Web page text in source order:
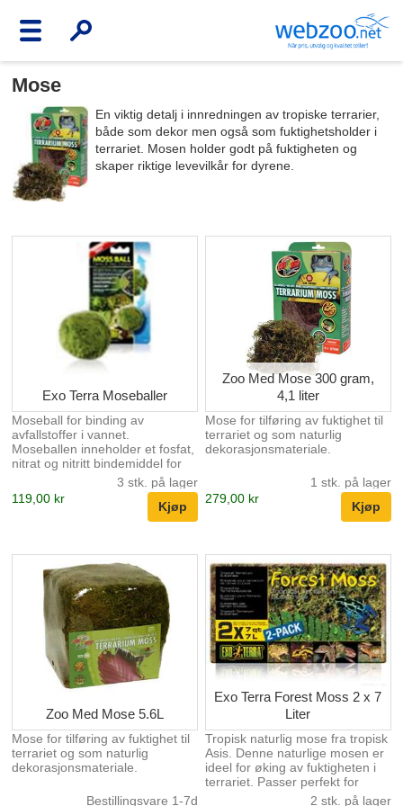
Mose
En viktig detalj i innredningen av tropiske terrarier,
både som dekor men også som fuktighetsholder i
terrariet. Mosen holder godt på fuktigheten og
skaper riktige levevilkår for dyrene.
Exo Terra Moseballer
Moseball for binding av
avfallstoffer i vannet.
Moseballen inneholder et fosfat,
nitrat og nitritt bindemiddel for
bedre vannkvalitet og mindre
lukt. Fanger fosfat, nitrit och
nitrat Tar enkelt og effektivt bort
dårlig lukt Minsker ansamling av
30-60 liters terrarium Exo Terra
moseballer bidrar til krystallklart
vann og reduserer dårlig lukt.
Den er utformet for å ligne sin
naturlige variant og inneho...
3 stk. på lager
119,00 kr
Zoo Med Mose 300 gram,
4,1 liter
Mose for tilføring av fuktighet til
terrariet og som naturlig
dekorasjonsmateriale.
1 stk. på lager
279,00 kr
Zoo Med Mose 5.6L
Mose for tilføring av fuktighet til
terrariet og som naturlig
dekorasjonsmateriale.
Bestillingsvare 1-7d
Exo Terra Forest Moss 2 x 7
Liter
Tropisk naturlig mose fra tropisk
Asis. Denne naturlige mosen er
ideel for øking av fuktigheten i
terrariet. Passer perfekt for
frosker, padder, salamandre og
2 stk. på lager